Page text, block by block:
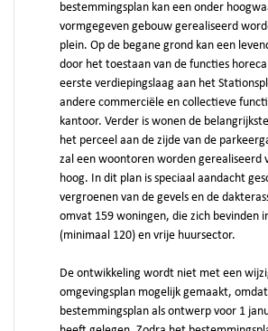
bestemmingsplan kan een onder
vormgegeven gebouw gerealiseerd
plein. Op de begane grond kan een
door het toestaan van de functies
eerste verdiepingslaag aan het
andere commerciële en collectieve
kantoor. Verder is wonen de
het perceel aan de zijde van de
zal een woontoren worden gerealiseerd
hoog. In dit plan is speciaal aandacht
vergroenen van de gevels en de
omvat 159 woningen, die zich bevinden
(minimaal 120) en vrije huursector.
De ontwikkeling wordt niet met een
omgevingsplan mogelijk gemaakt,
bestemmingsplan als ontwerp voor 1